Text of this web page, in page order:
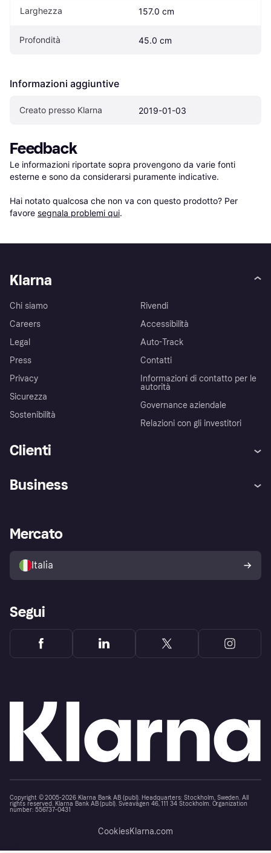
Larghezza 157.0 cm
Profondità 45.0 cm
Informazioni aggiuntive
Creato presso Klarna 2019-01-03
Feedback
Le informazioni riportate sopra provengono da varie fonti
esterne e sono da considerarsi puramente indicative.
Hai notato qualcosa che non va con questo prodotto? Per
favore segnala problemi qui.
Klarna
Chi siamo
Careers
Legal
Press
Privacy
Sicurezza
Sostenibilità
Rivendi
Accessibilità
Auto-Track
Contatti
Informazioni di contatto per le
autorità
Governance aziendale
Relazioni con gli investitori
Clienti
Esplora i negozi
Politica di protezione
dell'acquirente Klarna
Business
Accesso aziende
Mercato
Italia
Segui
Copyright © 2005-2026 Klarna Bank AB (publ). Headquarters: Stockholm, Sweden. All
rights reserved. Klarna Bank AB (publ). Sveavägen 46, 111 34 Stockholm. Organization
number: 556737-0431
CookiesKlarna.com